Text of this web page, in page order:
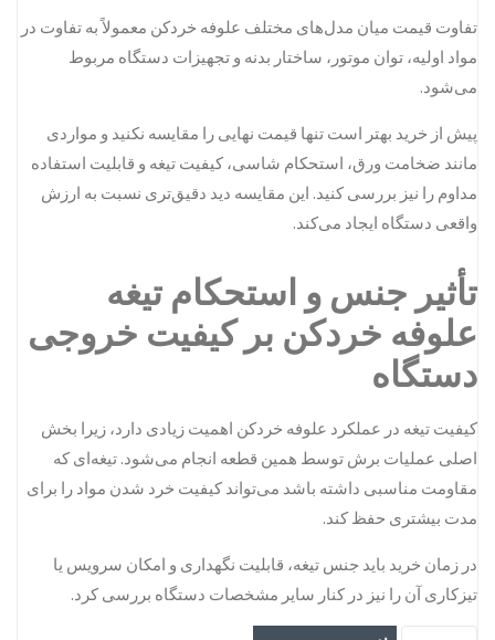
تفاوت قیمت میان مدل‌های مختلف علوفه خردکن معمولاً به تفاوت در
مواد اولیه، توان موتور، ساختار بدنه و تجهیزات دستگاه مربوط
می‌شود.
پیش از خرید بهتر است تنها قیمت نهایی را مقایسه نکنید و مواردی
مانند ضخامت ورق، استحکام شاسی، کیفیت تیغه و قابلیت استفاده
مداوم را نیز بررسی کنید. این مقایسه دید دقیق‌تری نسبت به ارزش
واقعی دستگاه ایجاد می‌کند.
تأثیر جنس و استحکام تیغه
علوفه خردکن بر کیفیت خروجی
دستگاه
کیفیت تیغه در عملکرد علوفه خردکن اهمیت زیادی دارد، زیرا بخش
اصلی عملیات برش توسط همین قطعه انجام می‌شود. تیغه‌ای که
مقاومت مناسبی داشته باشد می‌تواند کیفیت خرد شدن مواد را برای
مدت بیشتری حفظ کند.
در زمان خرید باید جنس تیغه، قابلیت نگهداری و امکان سرویس یا
تیزکاری آن را نیز در کنار سایر مشخصات دستگاه بررسی کرد.